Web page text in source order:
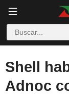
Shell
Adnoc